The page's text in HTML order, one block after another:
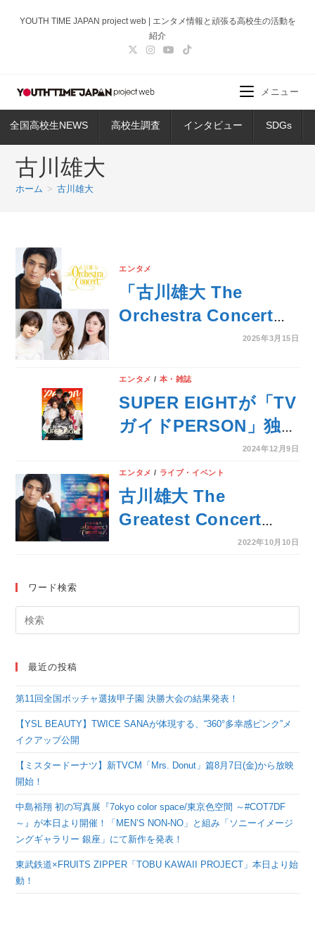
ス
ッ
YOUTH TIME JAPAN project web | エンタメ情報と頑張る高校生の活動を
紹介
全国高校生NEWS 高校生調査 インタビュー SDGs
メニュー
古川雄大
ホーム > 古川雄大
エンタメ
「古川雄大 The
Orchestra Concert」
初のフルオーケストラ
定！！
2025年3月15日
エンタメ / 本・雑誌
SUPER EIGHTが「TV
ガイドPERSON」独占
座談会で語るデビュー
20周年。「今が一番メ
ンバーのことが好き」
2024年12月9日
エンタメ / ライブ・イベント
古川雄大 The
Greatest Concert
vol.2 -A Musical
定！
2022年10月10日
ワード検索
最近の投稿
第11回全国ボッチャ選抜甲子園 決勝大会の結果発表！
【YSL BEAUTY】TWICE SANAが体現する、“360°多幸感ピンク”メ
イクアップ公開
【ミスタードーナツ】新TVCM「Mrs. Donut」篇8月7日(金)から放映
開始！
中島裕翔 初の写真展『7okyo color space/東京色空間 ～#COT7DF
～』が本日より開催！「MEN’S NON-NO」と組み「ソニーイメージ
ングギャラリー 銀座」にて新作を発表！
東武鉄道×FRUITS ZIPPER「TOBU KAWAII PROJECT」本日より始
動！